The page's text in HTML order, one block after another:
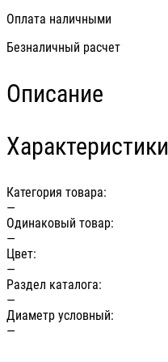
Оплата наличными
Безналичный расчет
Описание
Характеристики
Категория товара:
—
Одинаковый товар:
—
Цвет:
—
Раздел каталога:
—
Диаметр условный:
—